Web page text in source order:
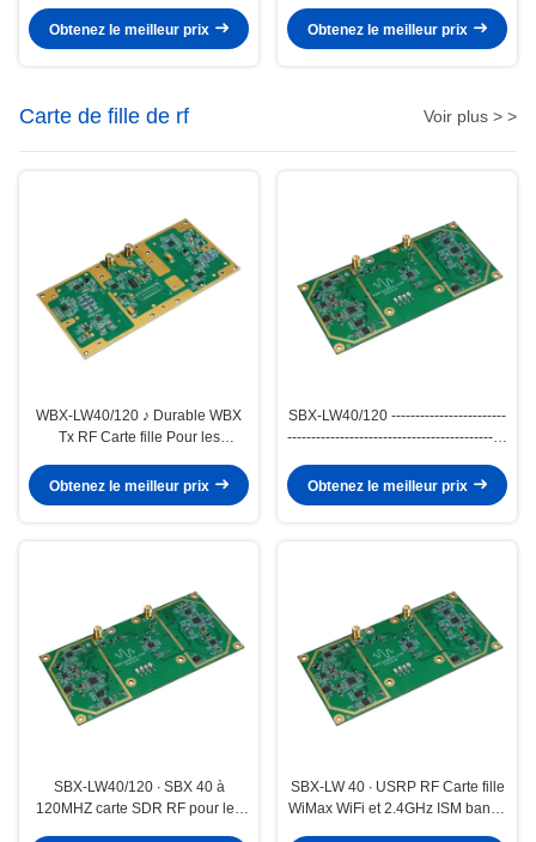
Dispositif radio défini par logiciel
Obtenez le meilleur prix
BUS i7 Processeur USRP Intégré
Dispositif radio défini par logiciel
Obtenez le meilleur prix
Carte de fille de rf Voir plus > >
WBX-LW40/120 ♪ Durable WBX
Tx RF Carte fille Pour les
amateur
Obtenez le meilleur prix
SBX-LW40/120 ------------------------
----------------------------------------------
----------------------------------------------
----------------------------------------------
----------------------------------------------
----------------------------------------------
----------------------------------------------
---
Obtenez le meilleur prix
SBX-LW40/120 ∙ SBX 40 à
120MHZ carte SDR RF pour les
SBX-LW 40 ∙ USRP RF Carte fille
WiMax WiFi et 2.4GHz ISM bande